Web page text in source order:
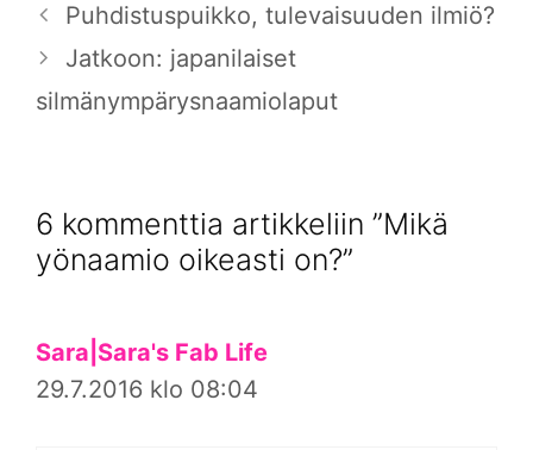
Puhdistuspuikko, tulevaisuuden ilmiö?
Jatkoon: japanilaiset
silmänympärysnaamiolaput
6 kommenttia artikkeliin ”Mikä
yönaamio oikeasti on?”
Sara|Sara's Fab Life
29.7.2016 klo 08:04